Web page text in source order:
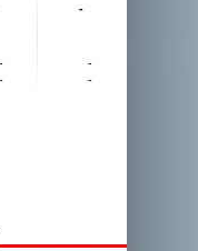
-
-
-
-
-